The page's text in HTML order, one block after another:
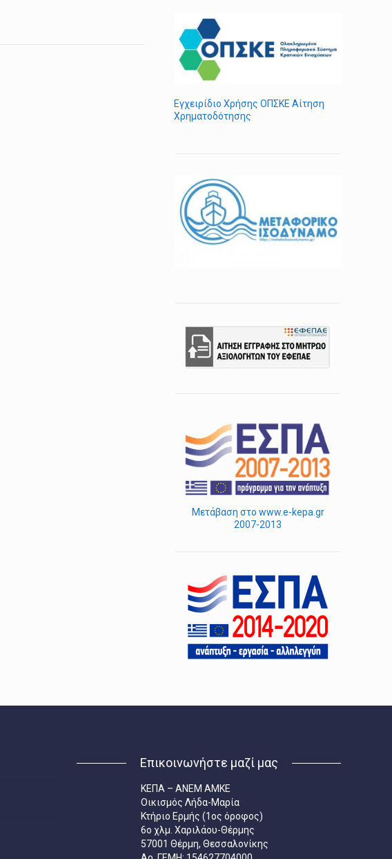
Εγχειρίδιο Χρήσης ΟΠΣΚΕ Αίτηση
Χρηματοδότησης
Μετάβαση στο www.e-kepa.gr
2007-2013
Επικοινωνήστε μαζί μας
ΚΕΠΑ – ΑΝΕΜ ΑΜΚΕ
Οικισμός Λήδα-Μαρία
Κτήριο Ερμής (1ος όροφος)
6ο χλμ. Χαριλάου-Θέρμης
57001 Θέρμη, Θεσσαλονίκης